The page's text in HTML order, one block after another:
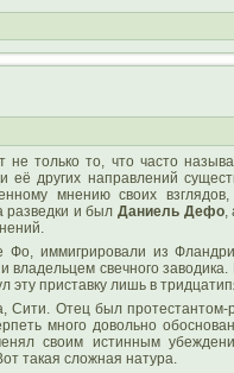
не только то, что часто
её других направлений
мнению своих
разведки и был Даниель Дефо,
иммигрировали из
свечного
приставку лишь в
Сити. Отец был
много довольно
своим истинным
такая сложная натура.